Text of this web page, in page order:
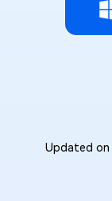
Updated on